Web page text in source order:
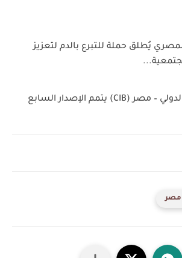
يُطلق حملة للتبرع بالدم لتعزيز
البنك التجاري الدولي – مصر (CIB) يتمم الإصدار السابع
مصر